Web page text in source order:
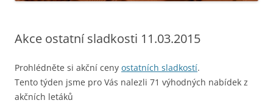
Akce ostatní sladkosti 11.03.2015
Prohlédněte si akční ceny ostatních sladkostí.
Tento týden jsme pro Vás nalezli 71 výhodných nabídek z
akčních letáků